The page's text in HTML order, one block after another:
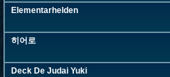
Elementarhelden
히어로
Deck De Judai Yuki